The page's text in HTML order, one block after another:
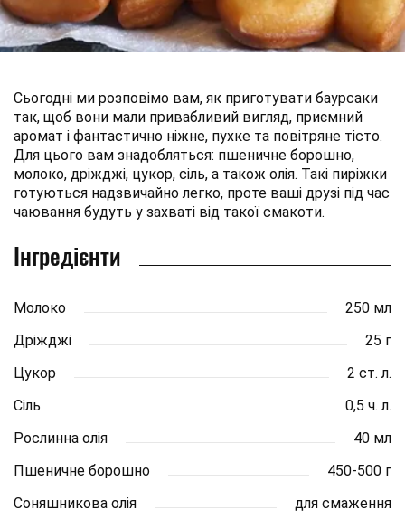
Сьогодні ми розповімо вам, як приготувати баурсаки
так, щоб вони мали привабливий вигляд, приємний
аромат і фантастично ніжне, пухке та повітряне тісто.
Для цього вам знадобляться: пшеничне борошно,
молоко, дріжджі, цукор, сіль, а також олія. Такі пиріжки
готуються надзвичайно легко, проте ваші друзі під час
чаювання будуть у захваті від такої смакоти.
Інгредієнти
Молоко
250 мл
Дріжджі
25 г
Цукор
2 ст. л.
Сіль
0,5 ч. л.
Рослинна олія
40 мл
Пшеничне борошно
450-500 г
Соняшникова олія
для смаження